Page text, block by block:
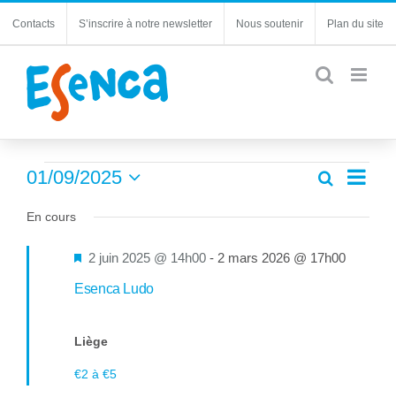
Contacts S’inscrire à notre newsletter Nous soutenir Plan du site
Évènements
for
1
septembre
de
Recherche
vues
Jour
01/09/2025
une
En cours
Esenca Ludo
Mis
2 juin 2025 @ 14h00 - 2 mars 2026 @ 17h00
Liège
€2 à €5